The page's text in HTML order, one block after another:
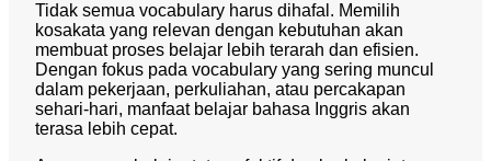
Tidak semua vocabulary harus dihafal. Memilih
kosakata yang relevan dengan kebutuhan akan
membuat proses belajar lebih terarah dan efisien.
Dengan fokus pada vocabulary yang sering muncul
dalam pekerjaan, perkuliahan, atau percakapan
sehari-hari, manfaat belajar bahasa Inggris akan
terasa lebih cepat.